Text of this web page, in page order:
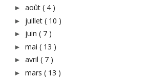
► août ( 4 )
► juillet ( 10 )
► juin ( 7 )
► mai ( 13 )
► avril ( 7 )
► mars ( 13 )